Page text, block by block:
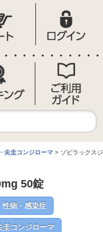
尖圭コンジローマ > ゾビラックスジ
50錠
性病・感染症
圭コンジローマ